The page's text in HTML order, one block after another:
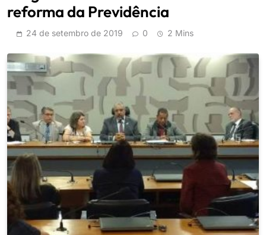
reforma da Previdência
24 de setembro de 2019 0 2 Mins